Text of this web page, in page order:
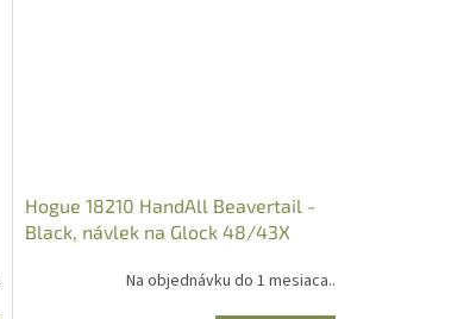
Hogue 18210 HandAll Beavertail -
Black, návlek na Glock 48/43X
Na objednávku do 1 mesiaca..